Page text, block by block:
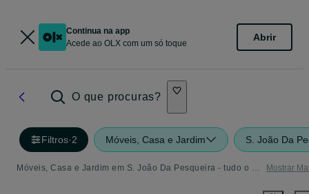
Continua na app
Acede ao OLX com um só toque
Abrir
O que procuras?
Filtros·2 Móveis, Casa e Jardim S. João Da
Móveis, Casa e Jardim em S. João Da Pesqueira - tudo o que precisa Mostrar